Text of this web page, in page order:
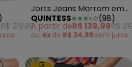
)
R$ 219,99
Jorts Jeans Marrom em
Sarja
QUINTESS (98)
A partir deR$ 139,99R$
ou 4x de R$ 34,99 sem juros